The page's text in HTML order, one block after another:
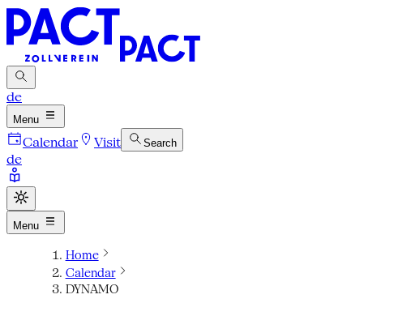
de
Menu
Calendar Visit Search
de
Menu
Home
Calendar
DYNAMO